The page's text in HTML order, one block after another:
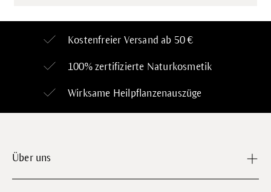
Kostenfreier Versand ab 50 €
100% zertifizierte Naturkosmetik
Wirksame Heilpflanzenauszüge
Über uns